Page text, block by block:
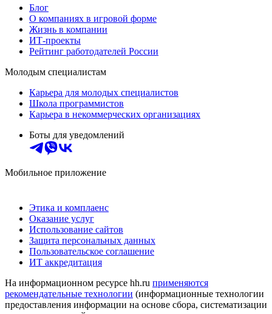
Блог
О компаниях в игровой форме
Жизнь в компании
ИТ-проекты
Рейтинг работодателей России
Молодым специалистам
Карьера для молодых специалистов
Школа программистов
Карьера в некоммерческих организациях
Боты для уведомлений
Мобильное приложение
Этика и комплаенс
Оказание услуг
Использование сайтов
Защита персональных данных
Пользовательское соглашение
ИТ аккредитация
На информационном ресурсе hh.ru применяются
рекомендательные технологии (информационные технологии
предоставления информации на основе сбора, систематизации